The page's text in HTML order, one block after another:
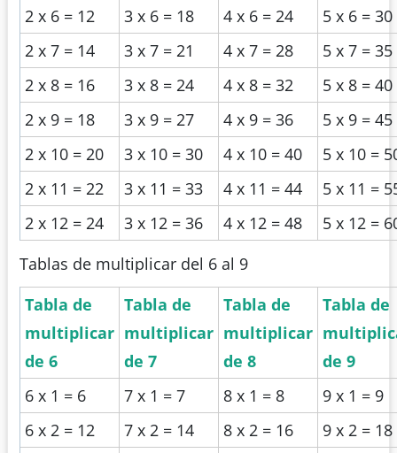
2 x 6 = 12
3 x 6 = 18 4 x 6 = 24
5 x 6 = 30
2 x 7 = 14
3 x 7 = 21 4 x 7 = 28
5 x 7 = 35
2 x 8 = 16
3 x 8 = 24 4 x 8 = 32
5 x 8 = 40
2 x 9 = 18
3 x 9 = 27 4 x 9 = 36
5 x 9 = 45
2 x 10 = 20
3 x 10 = 30 4 x 10 = 40
5 x 10 =
2 x 11 = 22
3 x 11 = 33 4 x 11 = 44
5 x 11 =
2 x 12 = 24
3 x 12 = 36 4 x 12 = 48
5 x 12 =
Tablas de multiplicar del 6 al 9
Tabla de
multiplicar
de 6
Tabla de
multiplicar
de 7
Tabla de
multiplicar
de 8
Tabla de
de 9
6 x 1 = 6
7 x 1 = 7 8 x 1 = 8
9 x 1 = 9
6 x 2 = 12
7 x 2 = 14 8 x 2 = 16
9 x 2 = 18